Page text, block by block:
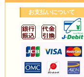
お支払いについて